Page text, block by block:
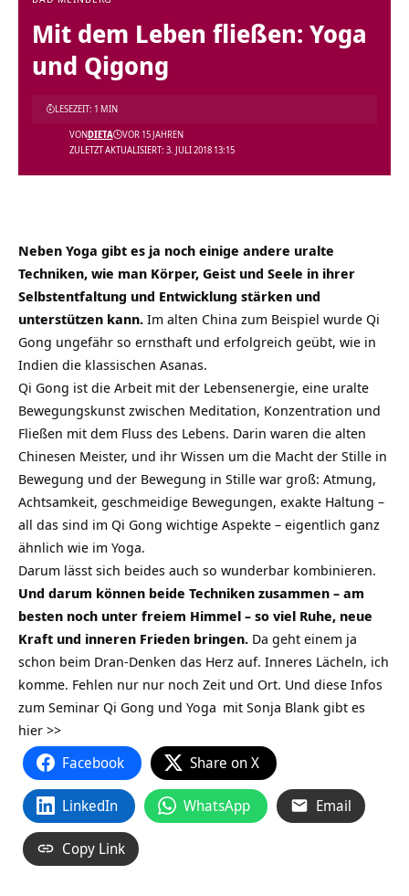
Mit dem Leben fließen: Yoga
und Qigong
ZULETZT AKTUALISIERT: 3. JULI 2018 13:15
VONDIETA VOR 15 JAHREN
LESEZEIT: 1 MIN
Neben Yoga gibt es ja noch einige andere uralte
Techniken, wie man Körper, Geist und Seele in ihrer
Selbstentfaltung und Entwicklung stärken und
unterstützen kann. Im alten China zum Beispiel wurde Qi
Gong ungefähr so ernsthaft und erfolgreich geübt, wie in
Indien die klassischen Asanas.
Qi Gong ist die Arbeit mit der Lebensenergie, eine uralte
Bewegungskunst zwischen Meditation, Konzentration und
Fließen mit dem Fluss des Lebens. Darin waren die alten
Chinesen Meister, und ihr Wissen um die Macht der Stille in
Bewegung und der Bewegung in Stille war groß: Atmung,
Achtsamkeit, geschmeidige Bewegungen, exakte Haltung –
all das sind im Qi Gong wichtige Aspekte – eigentlich ganz
ähnlich wie im Yoga.
Darum lässt sich beides auch so wunderbar kombinieren.
Und darum können beide Techniken zusammen – am
besten noch unter freiem Himmel – so viel Ruhe, neue
Kraft und inneren Frieden bringen. Da geht einem ja
schon beim Dran-Denken das Herz auf. Inneres Lächeln, ich
komme. Fehlen nur nur noch Zeit und Ort. Und diese Infos
zum Seminar Qi Gong und Yoga mit Sonja Blank gibt es
hier >>
Facebook Share on X
LinkedIn WhatsApp Email
Copy Link